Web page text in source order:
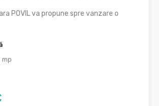
POVIL va propune spre vanzare o
mp